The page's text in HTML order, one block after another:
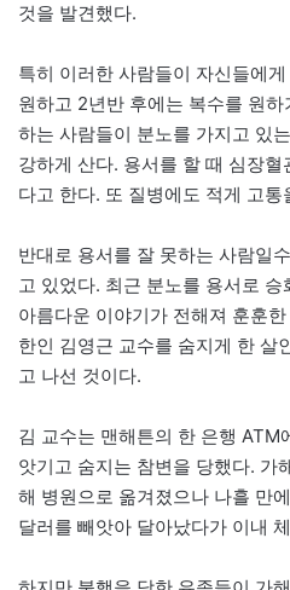
것을 발견했다.
특히 이러한 사람들이 자신들에
원하고 2년반 후에는 복수를 원
하는 사람들이 분노를 가지고 있
강하게 산다. 용서를 할 때 심장
다고 한다. 또 질병에도 적게 고통
반대로 용서를 잘 못하는 사람일
고 있었다. 최근 분노를 용서로
아름다운 이야기가 전해져 훈훈
한인 김영근 교수를 숨지게 한 살
고 나선 것이다.
김 교수는 맨해튼의 한 은행 ATM
앗기고 숨지는 참변을 당했다. 가
해 병원으로 옮겨졌으나 나흘 만
달러를 빼앗아 달아났다가 이내